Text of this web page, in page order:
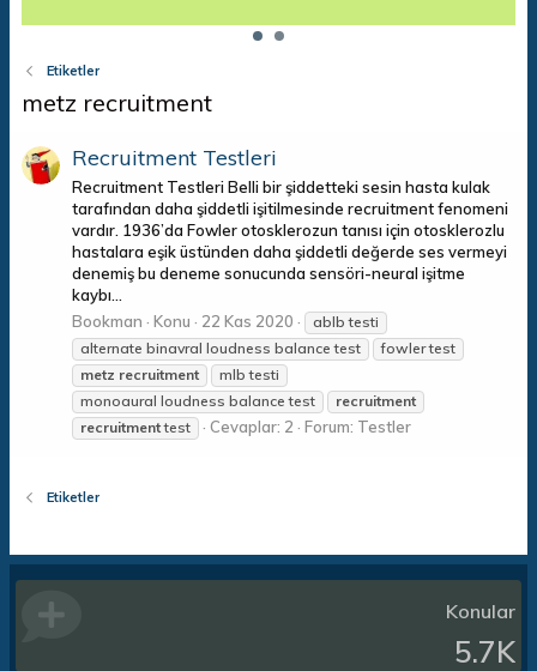
Etiketler
metz recruitment
Recruitment Testleri
Recruitment Testleri Belli bir şiddetteki sesin hasta kulak
tarafından daha şiddetli işitilmesinde recruitment fenomeni
vardır. 1936’da Fowler otosklerozun tanısı için otosklerozlu
hastalara eşik üstünden daha şiddetli değerde ses vermeyi
denemiş bu deneme sonucunda sensöri-neural işitme
kaybı...
Bookman
Konu 22 Kas 2020
ablb testi
alternate binavral loudness balance test
fowler test
metz recruitment
mlb testi
monoaural loudness balance test
recruitment
recruitmenttest Cevaplar: 2 Forum: Testler
Etiketler
Konular
5.7K